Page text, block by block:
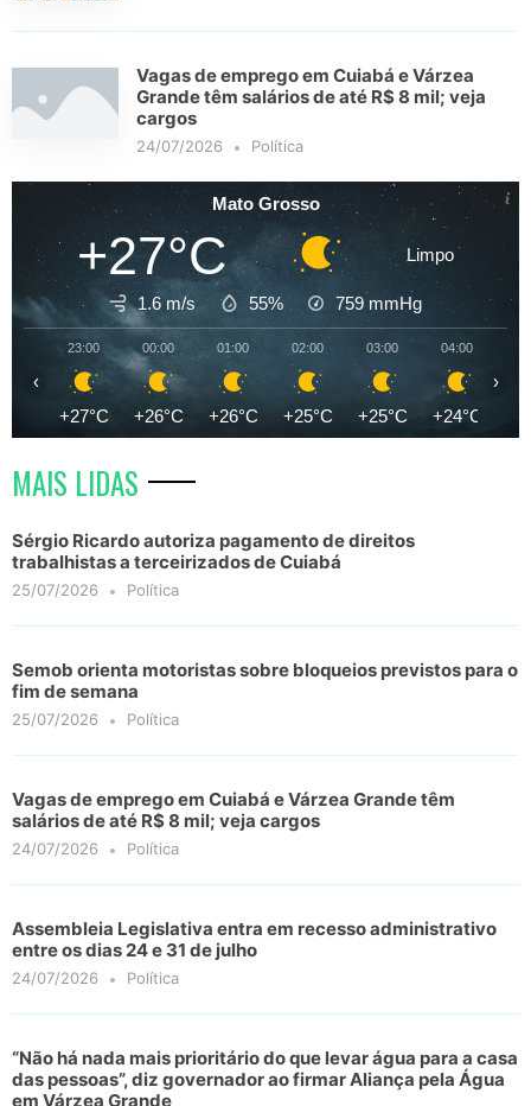
Vagas de emprego em Cuiabá e Várzea
Grande têm salários de até R$ 8 mil; veja
cargos
24/07/2026 Política
Mato Grosso
+27°C Limpo
1.6 m/s 55% 759 mmHg
23:00
+27°C
00:00
+26°C
01:00
+26°C
02:00
+25°C
03:00
+25°C
04:00
+24°C
‹ ›
MAIS LIDAS
Sérgio Ricardo autoriza pagamento de direitos
trabalhistas a terceirizados de Cuiabá
25/07/2026 Política
Semob orienta motoristas sobre bloqueios previstos para o
fim de semana
25/07/2026 Política
Vagas de emprego em Cuiabá e Várzea Grande têm
salários de até R$ 8 mil; veja cargos
24/07/2026 Política
Assembleia Legislativa entra em recesso administrativo
entre os dias 24 e 31 de julho
24/07/2026 Política
“Não há nada mais prioritário do que levar água para a casa
das pessoas”, diz governador ao firmar Aliança pela Água
em Várzea Grande